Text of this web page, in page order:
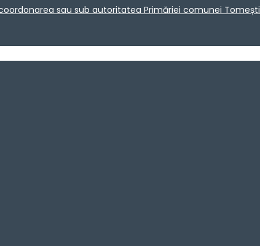
sau sub autoritatea Primăriei comunei Tomești